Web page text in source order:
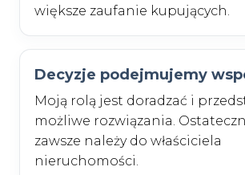
większe zaufanie kupujących.
Decyzje podejmujemy
Moją rolą jest doradzać i
możliwe rozwiązania.
zawsze należy do właściciela
nieruchomości.